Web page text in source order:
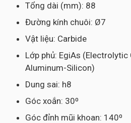
Tổng dài (mm): 88
Đường kính chuôi: Ø7
Vật liệu: Carbide
Lớp phủ: EgiAs (Electrolytic
Aluminum-Silicon)
Dung sai: h8
Góc xoắn: 30⁰
Góc đỉnh mũi khoan: 140⁰